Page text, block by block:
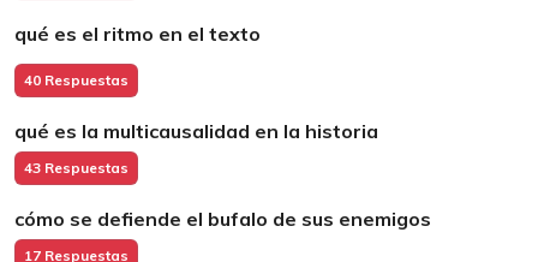
qué es el ritmo en el texto
40 Respuestas
qué es la multicausalidad en la historia
43 Respuestas
cómo se defiende el bufalo de sus enemigos
17 Respuestas